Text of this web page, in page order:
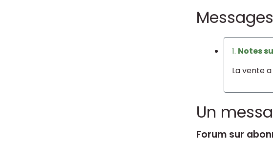
Messages
1. Notes
La vente
Un
Forum sur